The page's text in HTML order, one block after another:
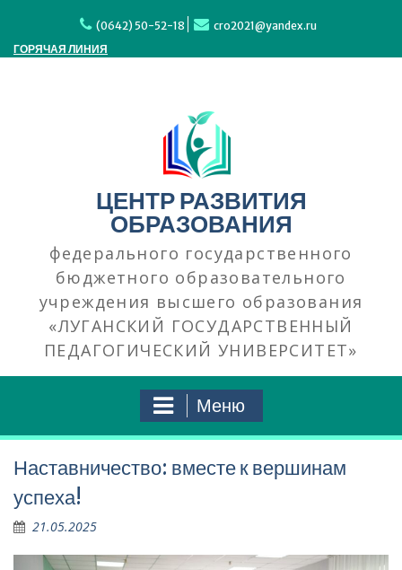
содержимому
(0642) 50-52-18
cro2021@yandex.ru
ГОРЯЧАЯ ЛИНИЯ
ЦЕНТР РАЗВИТИЯ
ОБРАЗОВАНИЯ
федерального государственного
бюджетного образовательного
учреждения высшего образования
«ЛУГАНСКИЙ ГОСУДАРСТВЕННЫЙ
ПЕДАГОГИЧЕСКИЙ УНИВЕРСИТЕТ»
Меню
Наставничество: вместе к вершинам
успеха!
21.05.2025